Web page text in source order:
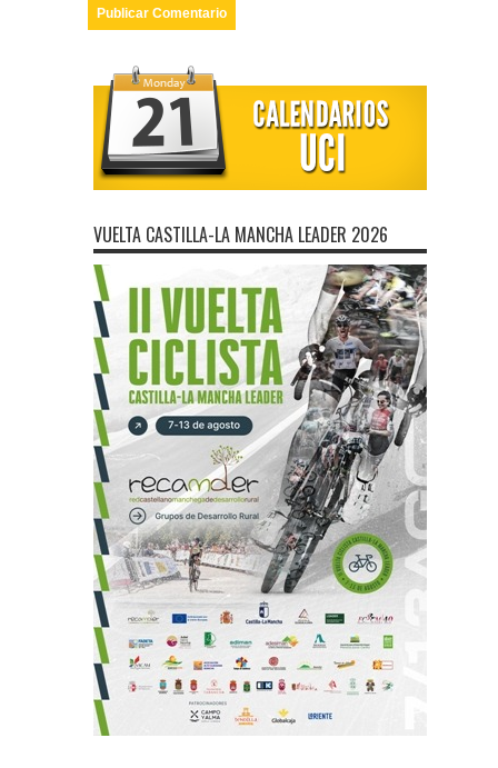
VUELTA CASTILLA-LA MANCHA LEADER 2026